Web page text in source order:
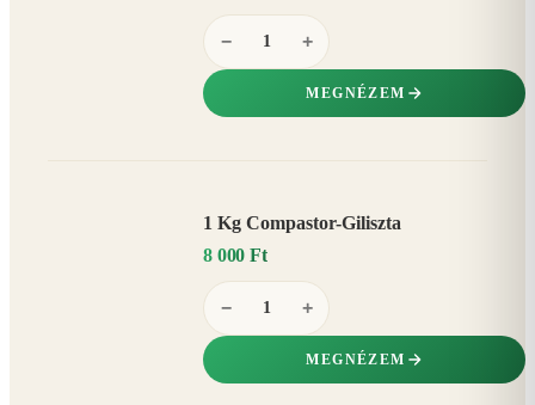
− +
MEGNÉZEM
1 Kg Compastor-Giliszta
8 000 Ft
− +
MEGNÉZEM